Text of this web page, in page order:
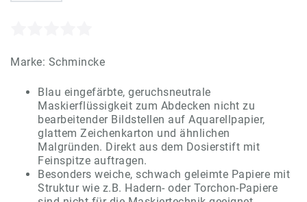
Marke: Schmincke
Blau eingefärbte, geruchsneutrale
Maskierflüssigkeit zum Abdecken nicht zu
bearbeitender Bildstellen auf Aquarellpapier,
glattem Zeichenkarton und ähnlichen
Malgründen. Direkt aus dem Dosierstift mit
Feinspitze auftragen.
Besonders weiche, schwach geleimte Papiere mit
Struktur wie z.B. Hadern- oder Torchon-Papiere